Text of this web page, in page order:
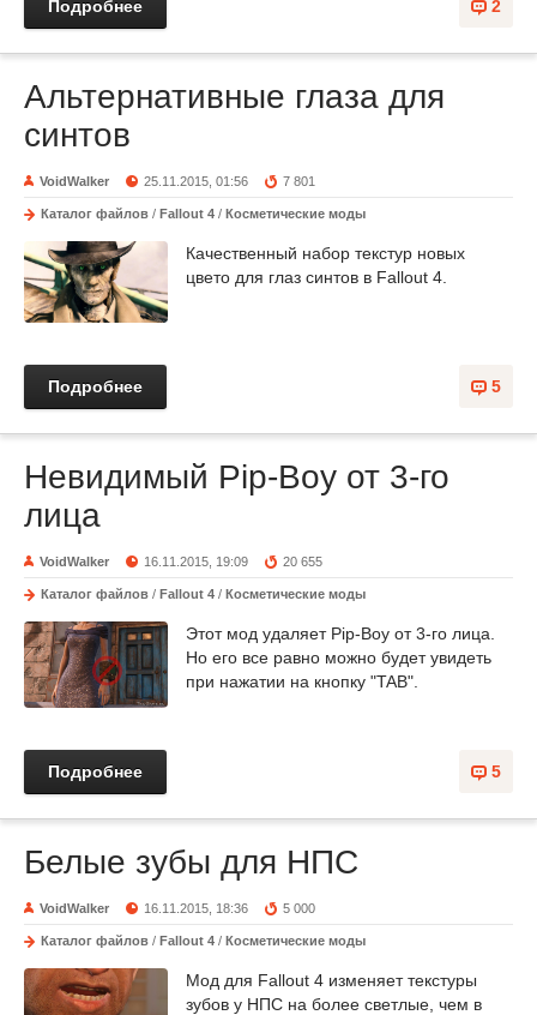
2
Подробнее
Альтернативные глаза для
синтов
VoidWalker 25.11.2015, 01:56 7 801
Каталог файлов / Fallout 4 / Косметические моды
Качественный набор текстур новых
цвето для глаз синтов в Fallout 4.
5
Подробнее
Невидимый Pip-Boy от 3-го
лица
VoidWalker 16.11.2015, 19:09 20 655
Каталог файлов / Fallout 4 / Косметические моды
Этот мод удаляет Pip-Boy от 3-го лица
Но его все равно можно будет увидеть
при нажатии на кнопку "TAB".
5
Подробнее
Белые зубы для НПС
VoidWalker 16.11.2015, 18:36 5 000
Каталог файлов / Fallout 4 / Косметические моды
Мод для Fallout 4 изменяет текстуры
зубов у НПС на более светлые, чем в